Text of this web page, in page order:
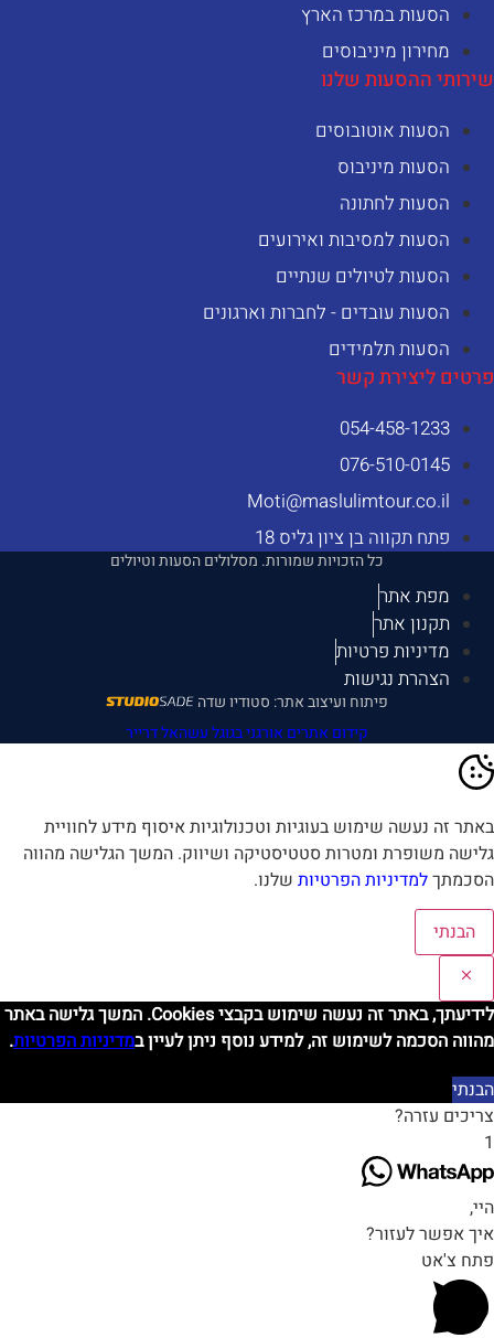
הסעות במרכז הארץ
מחירון מיניבוסים
ההסעות שלנו
הסעות אוטובוסים
הסעות מיניבוס
הסעות לחתונה
הסעות למסיבות ואירועים
הסעות לטיולים שנתיים
הסעות עובדים - לחברות וארגונים
הסעות תלמידים
ליצירת קשר
054-458-1233⁩
076-510-0145
Moti@maslulimtour.co.il
פתח תקווה בן ציון גליס 18
כל הזכויות שמורות. מסלולים הסעות וטיולים
מפת אתר
תקנון אתר
מדיניות פרטיות
הצהרת נגישות
פיתוח ועיצוב אתר: סטודיו שדה
קידום אתרים אורגני בגוגל עשהאל דרייר
זה נעשה שימוש בעוגיות וטכנולוגיות איסוף מידע לחוויית
משופרת ומטרות סטטיסטיקה ושיווק. המשך הגלישה מהווה
למדיניות הפרטיותשלנו.
הבנתי
לידיעתך, באתר זה נעשה שימוש בקבצי Cookies. המשך גלישה באתר
הסכמה לשימוש זה, למידע נוסף ניתן לעיין במדיניות הפרטיות.
עזרה?
אפשר לעזור?
צ'אט